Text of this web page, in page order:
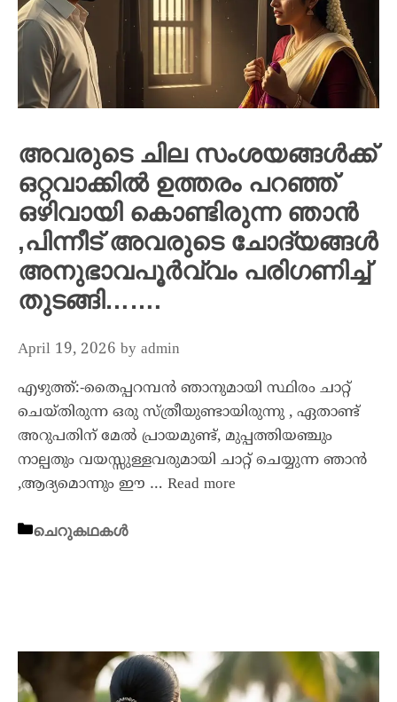
അവരുടെ ചില സംശയങ്ങൾക്ക്
ഒറ്റവാക്കിൽ ഉത്തരം പറഞ്ഞ്
ഒഴിവായി കൊണ്ടിരുന്ന ഞാൻ
,പിന്നീട് അവരുടെ ചോദ്യങ്ങൾ
അനുഭാവപൂർവ്വം പരിഗണിച്ച്
തുടങ്ങി…….
April 19, 2026 by admin
എഴുത്ത്:-തൈപ്പറമ്പൻ ഞാനുമായി സ്ഥിരം ചാറ്റ്
ചെയ്തിരുന്ന ഒരു സ്ത്രീയുണ്ടായിരുന്നു , ഏതാണ്ട്
അറുപതിന് മേൽ പ്രായമുണ്ട്, മുപ്പത്തിയഞ്ചും
നാല്പതും വയസ്സുള്ളവരുമായി ചാറ്റ് ചെയ്യുന്ന ഞാൻ
,ആദ്യമൊന്നും ഈ … Read more
ചെറുകഥകൾ